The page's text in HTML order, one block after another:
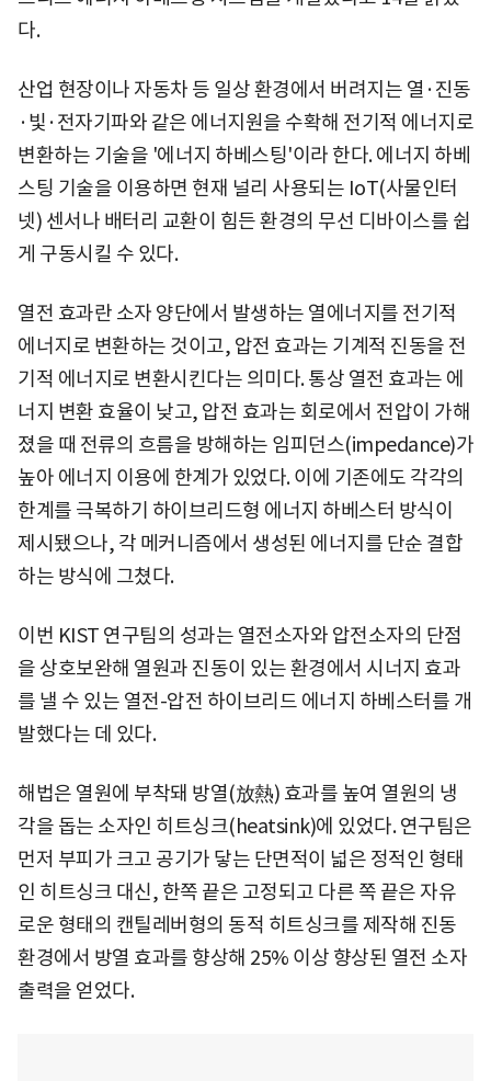
다.
산업 현장이나 자동차 등 일상 환경에서 버려지는 열·진동
·빛·전자기파와 같은 에너지원을 수확해 전기적 에너지로
변환하는 기술을 '에너지 하베스팅'이라 한다. 에너지 하베
스팅 기술을 이용하면 현재 널리 사용되는 IoT(사물인터
넷) 센서나 배터리 교환이 힘든 환경의 무선 디바이스를 쉽
게 구동시킬 수 있다.
열전 효과란 소자 양단에서 발생하는 열에너지를 전기적
에너지로 변환하는 것이고, 압전 효과는 기계적 진동을 전
기적 에너지로 변환시킨다는 의미다. 통상 열전 효과는 에
너지 변환 효율이 낮고, 압전 효과는 회로에서 전압이 가해
졌을 때 전류의 흐름을 방해하는 임피던스(impedance)가
높아 에너지 이용에 한계가 있었다. 이에 기존에도 각각의
한계를 극복하기 하이브리드형 에너지 하베스터 방식이
제시됐으나, 각 메커니즘에서 생성된 에너지를 단순 결합
하는 방식에 그쳤다.
이번 KIST 연구팀의 성과는 열전소자와 압전소자의 단점
을 상호보완해 열원과 진동이 있는 환경에서 시너지 효과
를 낼 수 있는 열전-압전 하이브리드 에너지 하베스터를 개
발했다는 데 있다.
해법은 열원에 부착돼 방열(放熱) 효과를 높여 열원의 냉
각을 돕는 소자인 히트싱크(heatsink)에 있었다. 연구팀은
먼저 부피가 크고 공기가 닿는 단면적이 넓은 정적인 형태
인 히트싱크 대신, 한쪽 끝은 고정되고 다른 쪽 끝은 자유
로운 형태의 캔틸레버형의 동적 히트싱크를 제작해 진동
환경에서 방열 효과를 향상해 25% 이상 향상된 열전 소자
출력을 얻었다.